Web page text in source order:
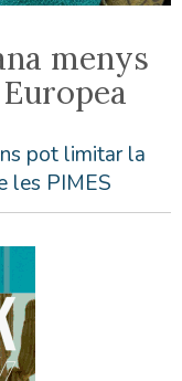
menys
pot limitar la
les PIMES